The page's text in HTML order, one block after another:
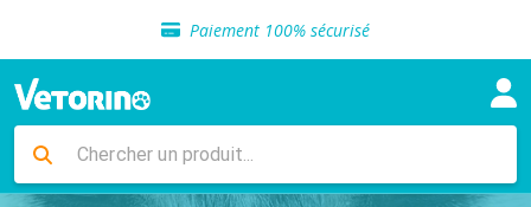
Paiement 100% sécurisé
Livraison gratuite en clinique vétérinaire
Sélection de croquettes vétérinaire
Livraison gratuite en clinique vétérinaire
Retour gratuit en clinique